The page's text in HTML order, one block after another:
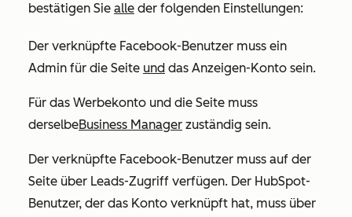
bestätigen Sie alle der folgenden Einstellungen:
Der verknüpfte Facebook-Benutzer muss ein
Admin für die Seite und das Anzeigen-Konto sein.
Für das Werbekonto und die Seite muss
derselbeBusiness Manager zuständig sein.
Der verknüpfte Facebook-Benutzer muss auf der
Seite über Leads-Zugriff verfügen. Der HubSpot-
Benutzer, der das Konto verknüpft hat, muss über